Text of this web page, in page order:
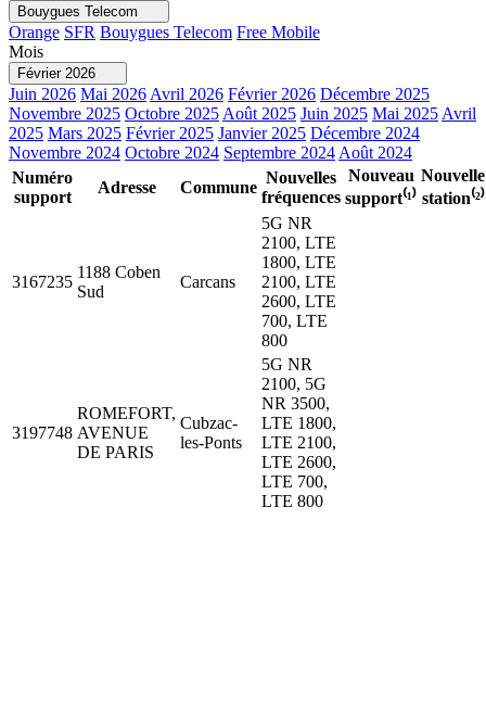
Bouygues Telecom
Orange SFR Bouygues Telecom Free Mobile
Mois
Février 2026
Juin 2026 Mai 2026 Avril 2026 Février 2026 Décembre 2025
Novembre 2025 Octobre 2025 Août 2025 Juin 2025 Mai 2025 Avril
2025 Mars 2025 Février 2025 Janvier 2025 Décembre 2024
Novembre 2024 Octobre 2024 Septembre 2024 Août 2024
Numéro
support
Adresse Commune
Nouvelles
fréquences
Nouveau
support⁽¹⁾
Nouvelle
station⁽²⁾
3167235
1188 Coben
Sud
Carcans
5G NR
2100, LTE
1800, LTE
2100, LTE
2600, LTE
700, LTE
800
3197748
ROMEFORT,
AVENUE
DE PARIS
Cubzac-
les-Ponts
5G NR
2100, 5G
NR 3500,
LTE 1800,
LTE 2100,
LTE 2600,
LTE 700,
LTE 800